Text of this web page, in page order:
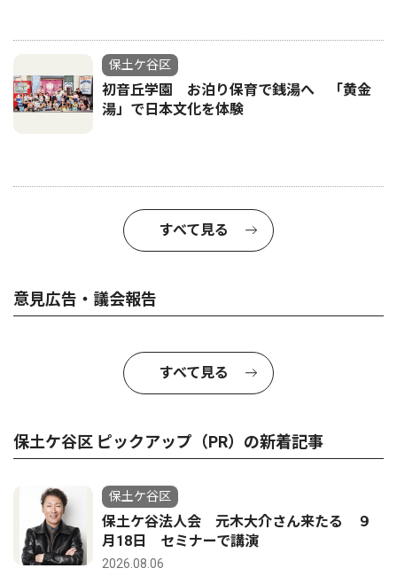
保土ケ谷区
初音丘学園 お泊り保育で銭湯へ 「黄金
湯」で日本文化を体験
すべて見る
意見広告・議会報告
すべて見る
保土ケ谷区 ピックアップ（PR）の新着記事
保土ケ谷区
保土ケ谷法人会 元木大介さん来たる ９
月18日 セミナーで講演
2026.08.06